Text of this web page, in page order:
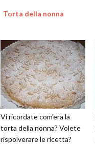
Torta della nonna
Vi ricordate com'era la
torta della nonna? Volete
rispolverare le ricetta?